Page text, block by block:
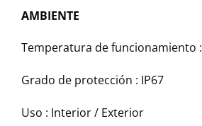
AMBIENTE
Temperatura de funcionamiento :
Grado de protección : IP67
Uso : Interior / Exterior